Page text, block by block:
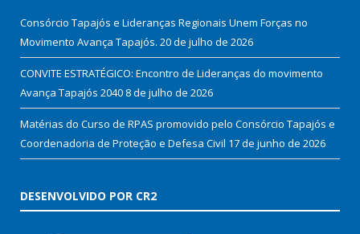
Consórcio Tapajós e Lideranças Regionais Unem Forças no
Movimento Avança Tapajós. 20 de julho de 2026
CONVITE ESTRATÉGICO: Encontro de Lideranças do movimento
Avança Tapajós 2040 8 de julho de 2026
Matérias do Curso de RPAS promovido pelo Consórcio Tapajós e
Coordenadoria de Proteção e Defesa Civil 17 de junho de 2026
DESENVOLVIDO POR CR2